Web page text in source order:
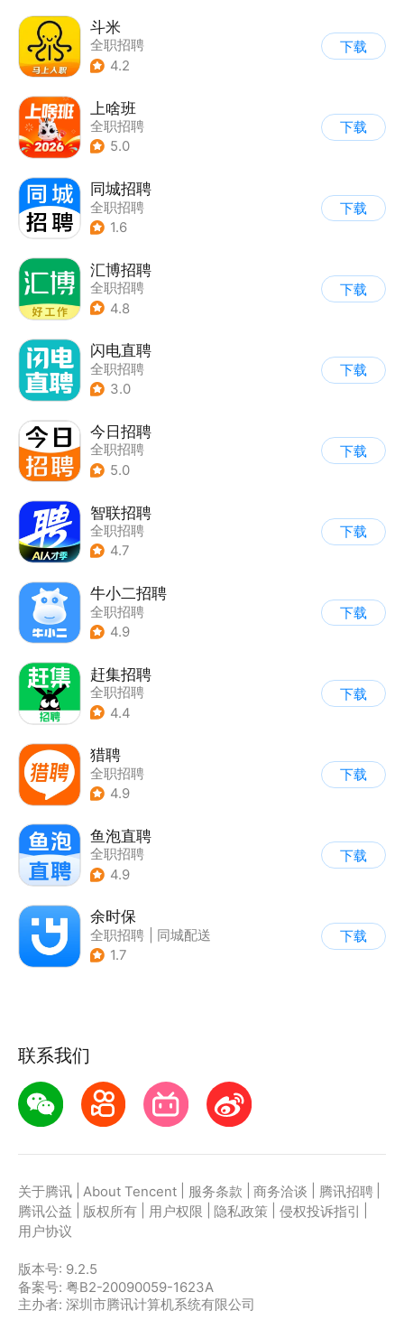
斗米
全职招聘
4.2
下载
上啥班
全职招聘
5.0
下载
同城招聘
全职招聘
1.6
下载
汇博招聘
全职招聘
4.8
下载
闪电直聘
全职招聘
3.0
下载
今日招聘
全职招聘
5.0
下载
智联招聘
全职招聘
4.7
下载
牛小二招聘
全职招聘
4.9
下载
赶集招聘
全职招聘
4.4
下载
猎聘
全职招聘
4.9
下载
鱼泡直聘
全职招聘
4.9
下载
余时保
全职招聘
同城配送
1.7
下载
联系我们
关于腾讯 About Tencent 服务条款 商务洽谈 腾讯招聘
腾讯公益
版权所有 用户权限 隐私政策 侵权投诉指引
用户协议
版本号: 9.2.5
备案号: 粤B2-20090059-1623A
主办者: 深圳市腾讯计算机系统有限公司